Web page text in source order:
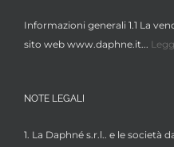
Informazioni generali 1.1 La
sito web www.daphne.it...
NOTE LEGALI
1. La Daphné s.r.l.. e le società